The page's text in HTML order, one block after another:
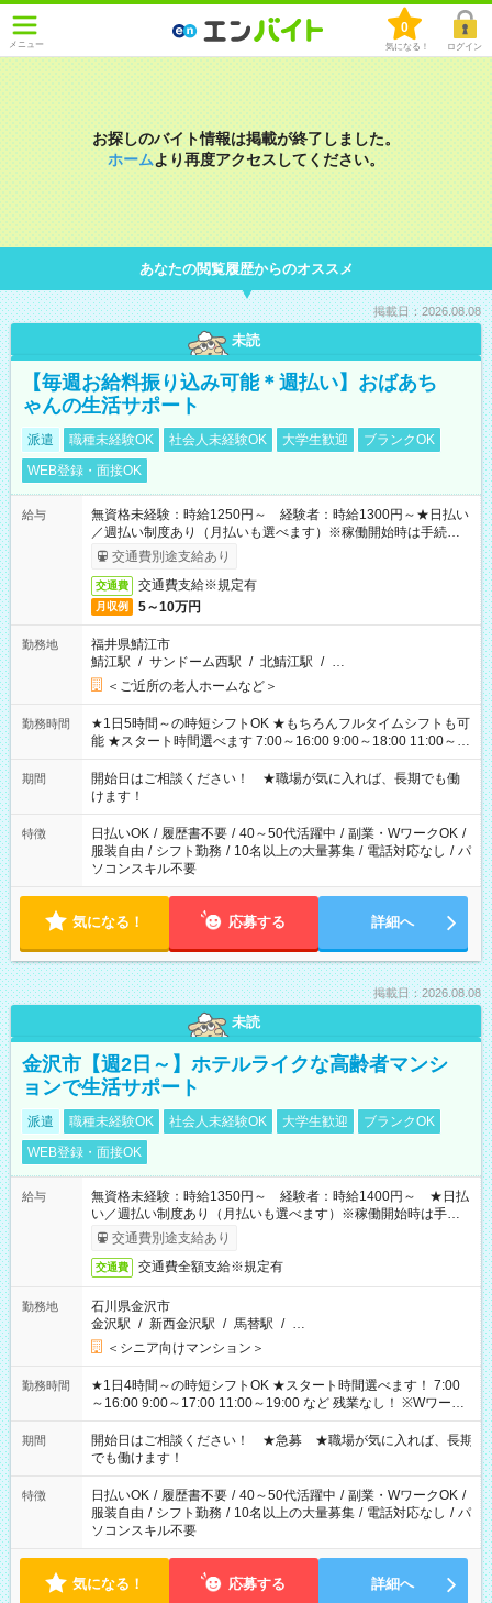
メニュー
0
気になる！ ログイン
お探しのバイト情報は掲載が終了しました。
ホームより再度アクセスしてください。
あなたの閲覧履歴からのオススメ
掲載日：2026.08.08
未読
【毎週お給料振り込み可能＊週払い】おばあち
ゃんの生活サポート
派遣 職種未経験OK 社会人未経験OK 大学生歓迎
ブランクOK
WEB登録・面接OK
給与
無資格未経験：時給1250円～ 経験者：時給1300円～★日払い
／週払い制度あり（月払いも選べます）※稼働開始時は手続き完
了次第のお支払いとなります。
交通費別途支給あり
交通費 交通費支給※規定有
月収例 5～10万円
勤務地
福井県鯖江市
鯖江駅 / サンドーム西駅 / 北鯖江駅 / …
＜ご近所の老人ホームなど＞
勤務時間
★1日5時間～の時短シフトOK ★もちろんフルタイムシフトも可
能 ★スタート時間選べます 7:00～16:00 9:00～18:00 11:00～
20:00 など 残業なし！ ※Wワークの場合、他のお仕事と合わせ
週40時間超の就業はご案内できません ※法令に基づき、週20時
間以上勤務は社会保険への加入対象となります ※労働者派遣法
（日雇い派遣の原則禁止）により、短時間・短期間の就業はご
案内が難しい場合があります
期間
開始日はご相談ください！ ★職場が気に入れば、長期でも働
けます！
特徴 日払いOK / 履歴書不要 / 40～50代活躍中 / 副業・WワークOK /
服装自由 / シフト勤務 / 10名以上の大量募集 / 電話対応なし / パ
ソコンスキル不要
気になる！ 応募する 詳細へ
掲載日：2026.08.08
未読
金沢市【週2日～】ホテルライクな高齢者マンシ
ョンで生活サポート
派遣 職種未経験OK 社会人未経験OK 大学生歓迎
ブランクOK
WEB登録・面接OK
給与
無資格未経験：時給1350円～ 経験者：時給1400円～ ★日払
い／週払い制度あり（月払いも選べます）※稼働開始時は手続き
完了次第のお支払いとなります。
交通費別途支給あり
交通費 交通費全額支給※規定有
勤務地
石川県金沢市
金沢駅 / 新西金沢駅 / 馬替駅 / …
＜シニア向けマンション＞
勤務時間
★1日4時間～の時短シフトOK ★スタート時間選べます！ 7:00
～16:00 9:00～17:00 11:00～19:00 など 残業なし！ ※Wワーク
の場合、他のお仕事と合わせ週40時間超の就業はご案内できま
せん ※法令に基づき、週20時間以上勤務は社会保険への加入対
象となります ※労働者派遣法（日雇い派遣の原則禁止）によ
り、短時間・短期間の就業はご案内が難しい場合があります
期間
開始日はご相談ください！ ★急募 ★職場が気に入れば、長期
でも働けます！
特徴 日払いOK / 履歴書不要 / 40～50代活躍中 / 副業・WワークOK /
服装自由 / シフト勤務 / 10名以上の大量募集 / 電話対応なし / パ
ソコンスキル不要
気になる！ 応募する 詳細へ